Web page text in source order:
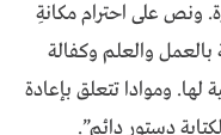
ونص على احترام مكانةِ
بالعمل والعلم وكفالة
لها. وموادا تتعلق بإعادة
دستور دائم”.